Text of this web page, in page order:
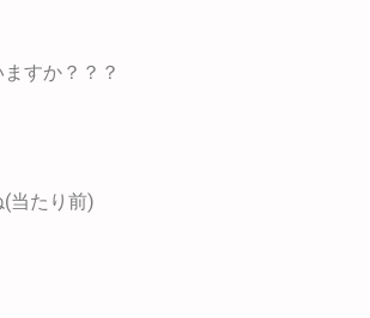
すか？？？
当たり前)